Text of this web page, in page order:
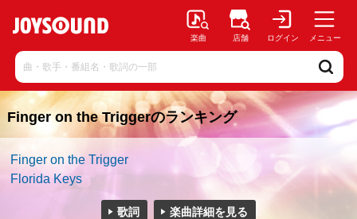
楽曲 店舗 ログイン メニュー
Finger on the Triggerのランキング
Finger on the Trigger
Florida Keys
歌詞 楽曲詳細を見る